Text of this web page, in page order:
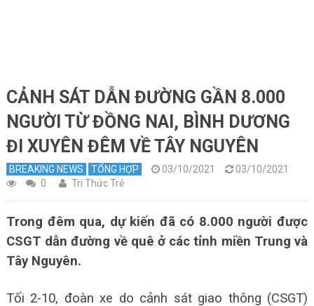
CẢNH SÁT DẪN ĐƯỜNG GẦN 8.000
NGƯỜI TỪ ĐỒNG NAI, BÌNH DƯƠNG
ĐI XUYÊN ĐÊM VỀ TÂY NGUYÊN
BREAKING NEWS TỔNG HỢP 03/10/2021
03/10/2021
0
Tri Thức Trẻ
Trong đêm qua, dự kiến đã có 8.000 người được
CSGT dẫn đường về quê ở các tỉnh miền Trung và
Tây Nguyên.
Tối 2-10, đoàn xe do cảnh sát giao thông (CSGT)